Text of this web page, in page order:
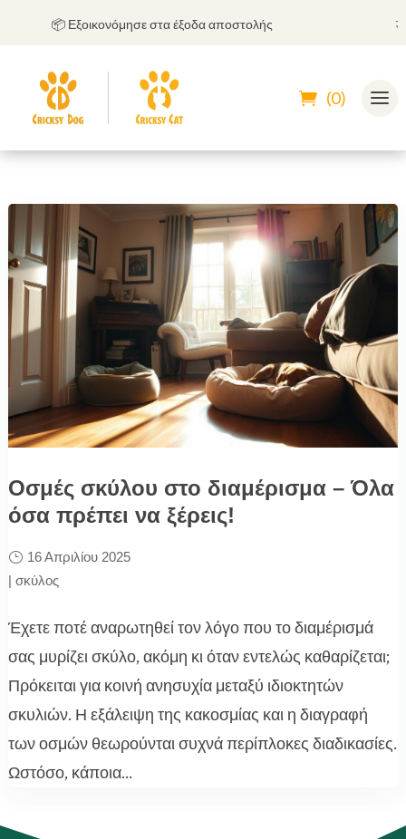
📦 Εξοικονόμησε στα έξοδα αποστολής
(0)
Οσμές σκύλου στο διαμέρισμα – Όλα
όσα πρέπει να ξέρεις!
16 Απριλίου 2025
| σκύλος
Έχετε ποτέ αναρωτηθεί τον λόγο που το διαμέρισμά
σας μυρίζει σκύλο, ακόμη κι όταν εντελώς καθαρίζεται;
Πρόκειται για κοινή ανησυχία μεταξύ ιδιοκτητών
σκυλιών. Η εξάλειψη της κακοσμίας και η διαγραφή
των οσμών θεωρούνται συχνά περίπλοκες διαδικασίες.
Ωστόσο, κάποια...